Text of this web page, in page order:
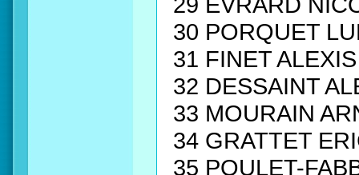
30 PORQUET
31 FINET
32 DESSAINT
33 MOURAIN
34 GRATTET
35 POULET-